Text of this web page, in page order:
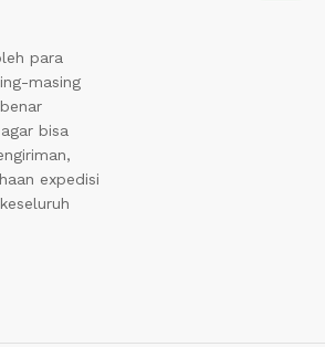
para
masing
bisa
expedisi